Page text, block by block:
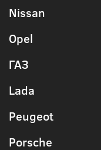
Nissan
Opel
ГАЗ
Lada
Peugeot
Porsche